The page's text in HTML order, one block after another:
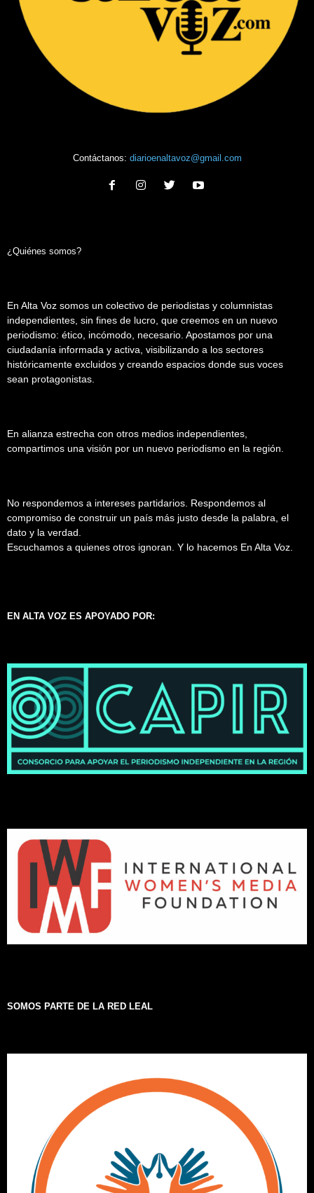
Contáctanos: diarioenaltavoz@gmail.com
¿Quiénes somos?
En Alta Voz somos un colectivo de periodistas y columnistas
independientes, sin fines de lucro, que creemos en un nuevo
periodismo: ético, incómodo, necesario. Apostamos por una
ciudadanía informada y activa, visibilizando a los sectores
históricamente excluidos y creando espacios donde sus voces
sean protagonistas.
En alianza estrecha con otros medios independientes,
compartimos una visión por un nuevo periodismo en la región.
No respondemos a intereses partidarios. Respondemos al
compromiso de construir un país más justo desde la palabra, el
dato y la verdad.
Escuchamos a quienes otros ignoran. Y lo hacemos En Alta Voz.
EN ALTA VOZ ES APOYADO POR:
SOMOS PARTE DE LA RED LEAL